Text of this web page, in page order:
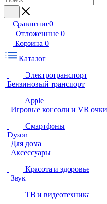
Сравнение0
Отложенные 0
Корзина 0
Каталог
Электротранспорт
Бензиновый транспорт
Apple
Игровые консоли и VR очки
Смартфоны
Dyson
Для дома
Аксессуары
Красота и здоровье
Звук
ТВ и видеотехника